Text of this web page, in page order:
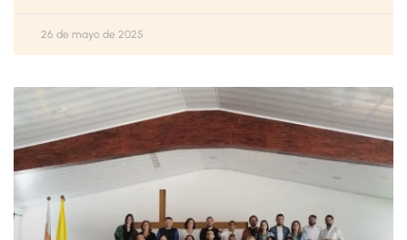
26 de mayo de 2025